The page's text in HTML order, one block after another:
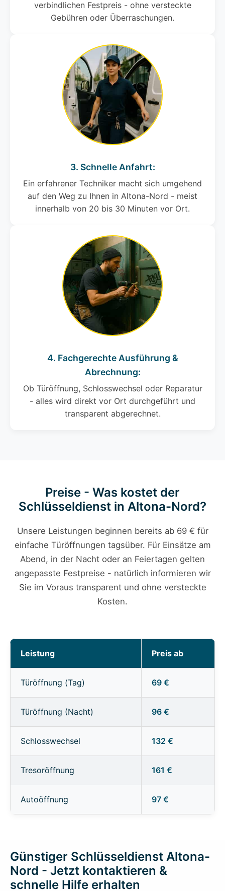
verbindlichen Festpreis - ohne versteckte
Gebühren oder Überraschungen.
3. Schnelle Anfahrt:
Ein erfahrener Techniker macht sich umgehend
auf den Weg zu Ihnen in Altona-Nord - meist
innerhalb von 20 bis 30 Minuten vor Ort.
4. Fachgerechte Ausführung &
Abrechnung:
Ob Türöffnung, Schlosswechsel oder Reparatur
- alles wird direkt vor Ort durchgeführt und
transparent abgerechnet.
Preise - Was kostet der
Schlüsseldienst in Altona-Nord?
Unsere Leistungen beginnen bereits ab 69 € für
einfache Türöffnungen tagsüber. Für Einsätze am
Abend, in der Nacht oder an Feiertagen gelten
angepasste Festpreise - natürlich informieren wir
Sie im Voraus transparent und ohne versteckte
Kosten.
Leistung Preis ab
Türöffnung (Tag) 69 €
Türöffnung (Nacht) 96 €
Schlosswechsel 132 €
Tresoröffnung 161 €
Autoöffnung 97 €
Günstiger Schlüsseldienst Altona-
Nord - Jetzt kontaktieren &
schnelle Hilfe erhalten